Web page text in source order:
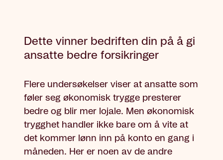
Dette vinner bedriften din på å gi
ansatte bedre forsikringer
Flere undersøkelser viser at ansatte som
føler seg økonomisk trygge presterer
bedre og blir mer lojale. Men økonomisk
trygghet handler ikke bare om å vite at
det kommer lønn inn på konto en gang i
måneden. Her er noen av de andre